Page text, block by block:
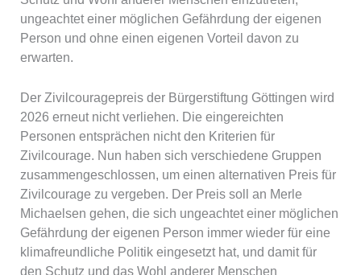
ungeachtet einer möglichen Gefährdung der eigenen
Person und ohne einen eigenen Vorteil davon zu
erwarten.
Der Zivilcouragepreis der Bürgerstiftung Göttingen wird
2026 erneut nicht verliehen. Die eingereichten
Personen entsprächen nicht den Kriterien für
Zivilcourage. Nun haben sich verschiedene Gruppen
zusammengeschlossen, um einen alternativen Preis für
Zivilcourage zu vergeben. Der Preis soll an Merle
Michaelsen gehen, die sich ungeachtet einer möglichen
Gefährdung der eigenen Person immer wieder für eine
klimafreundliche Politik eingesetzt hat, und damit für
den Schutz und das Wohl anderer Menschen